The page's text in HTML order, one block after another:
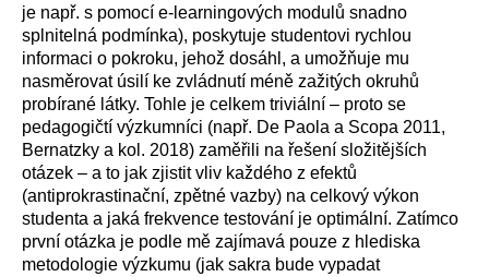
je např. s pomocí e-learningových modulů snadno
splnitelná podmínka), poskytuje studentovi rychlou
informaci o pokroku, jehož dosáhl, a umožňuje mu
nasměrovat úsilí ke zvládnutí méně zažitých okruhů
probírané látky. Tohle je celkem triviální – proto se
pedagogičtí výzkumníci (např. De Paola a Scopa 2011,
Bernatzky a kol. 2018) zaměřili na řešení složitějších
otázek – a to jak zjistit vliv každého z efektů
(antiprokrastinační, zpětné vazby) na celkový výkon
studenta a jaká frekvence testování je optimální. Zatímco
první otázka je podle mě zajímavá pouze z hlediska
metodologie výzkumu (jak sakra bude vypadat